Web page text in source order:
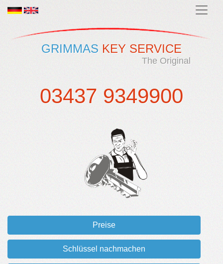
GRIMMAS KEY SERVICE
The Original
03437 9349900
Preise
Schlüssel nachmachen